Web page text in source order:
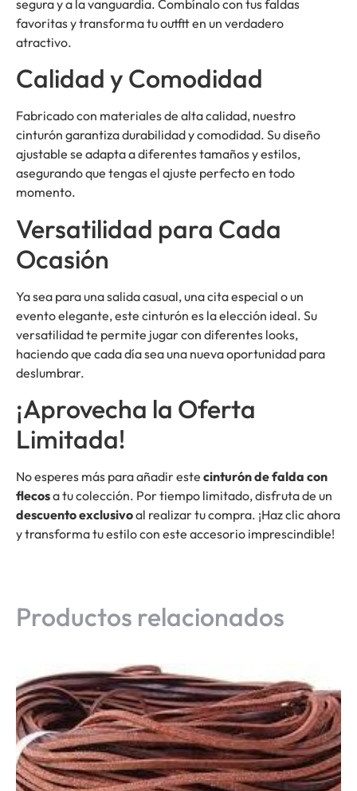
segura y a la vanguardia. Combínalo con tus faldas
favoritas y transforma tu outfit en un verdadero
atractivo.
Calidad y Comodidad
Fabricado con materiales de alta calidad, nuestro
cinturón garantiza durabilidad y comodidad. Su diseño
ajustable se adapta a diferentes tamaños y estilos,
asegurando que tengas el ajuste perfecto en todo
momento.
Versatilidad para Cada
Ocasión
Ya sea para una salida casual, una cita especial o un
evento elegante, este cinturón es la elección ideal. Su
versatilidad te permite jugar con diferentes looks,
haciendo que cada día sea una nueva oportunidad para
deslumbrar.
¡Aprovecha la Oferta
Limitada!
No esperes más para añadir este cinturón de falda con
flecosa tu colección. Por tiempo limitado, disfruta de un
descuento exclusivoal realizar tu compra. ¡Haz clic ahora
y transforma tu estilo con este accesorio imprescindible!
Productos relacionados